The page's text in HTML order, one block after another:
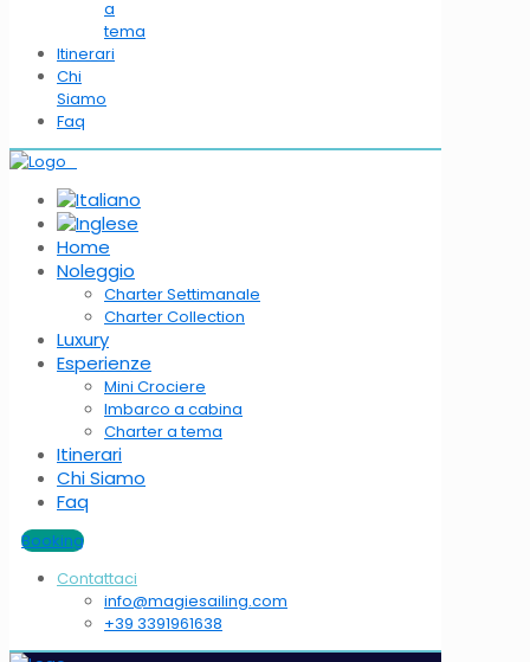
a
tema
Itinerari
Chi
Siamo
Faq
Home
Noleggio
Charter Settimanale
Charter Collection
Luxury
Esperienze
Mini Crociere
Imbarco a cabina
Charter a tema
Itinerari
Chi Siamo
Faq
Booking
Contattaci
info@magiesailing.com
+39 3391961638